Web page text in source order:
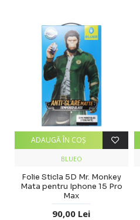
BLUEO
Folie Sticla 5D Mr. Monkey
Mata pentru Iphone 15 Pro
Max
90,00 Lei
ADAUGĂ ÎN COŞ